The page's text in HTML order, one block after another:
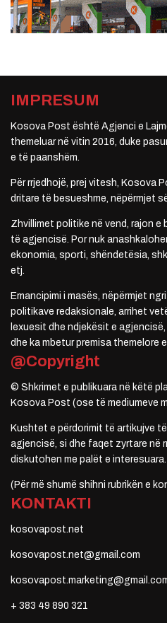
IMPRESUM
Kosova Post është Agjenci e
themeluar në vitin 2016, duke
e të paanshëm.
Për rrjedhojë, prej vitesh, Kosova
dritare të besueshme, nëpërmjet
Zhvillimet politike në vend, rajon
të agjencisë. Por nuk
ekonomia, sporti, shëndetësia,
etj.
Emancipimi i masës, nëpërmjet
politikave redaksionale, arrihet
lexuesit dhe ndjekësit e
dhe ka mbetur premisa themelore
@Copyright
© Shkrimet e publikuara në këtë
Kosova Post (ose të mediumeve
Kushtet e përdorimit të artikujve
agjencisë, si dhe faqet zyrtare në
diskutohen me palët e interesuara.
(Për më shumë shihni rubrikën e
KONTAKTI
kosovapost.net
kosovapost.net@gmail.com
+ 383 49 890 321